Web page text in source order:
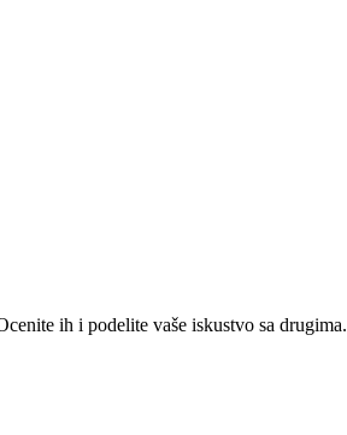
ih i podelite vaše iskustvo sa drugima.